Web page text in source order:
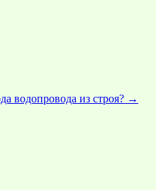
водопровода из строя? →